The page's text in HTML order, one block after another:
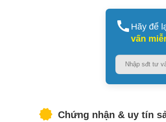
Hãy để
vấn
Chứng nhận & uy tín